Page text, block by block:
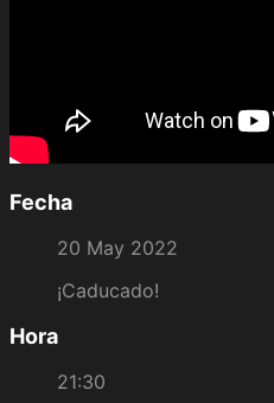
Fecha
20 May 2022
¡Caducado!
Hora
21:30